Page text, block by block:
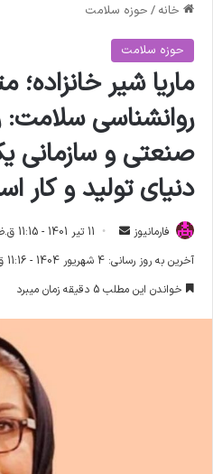
خانه / حوزه سلامت
حوزه سلامت
ماریا شیر
روانشناسی سلامت:
صنعتی و سازمانی
دنیای تولید و کار
فارمانیوز
ا
ل
11 تیر 1401 - 11:15 ق.ظ
آخرین به روز رسانی: 4 شهریور 1404 - 11:16 ق.ظ
خواندن این مطلب 5 دقیقه زمان میبرد